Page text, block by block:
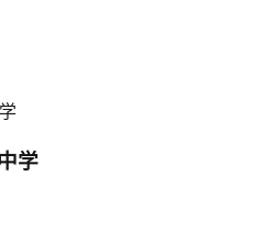
学